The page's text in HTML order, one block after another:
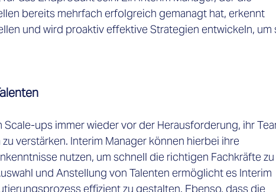
bereits mehrfach erfolgreich gemanagt hat, erkennt
und wird proaktiv effektive Strategien entwickeln, um
Scale-ups immer wieder vor der Herausforderung, ihr
verstärken. Interim Manager können hierbei ihre
nutzen, um schnell die richtigen Fachkräfte zu
und Anstellung von Talenten ermöglicht es Interim
effizient zu gestalten. Ebenso, dass die